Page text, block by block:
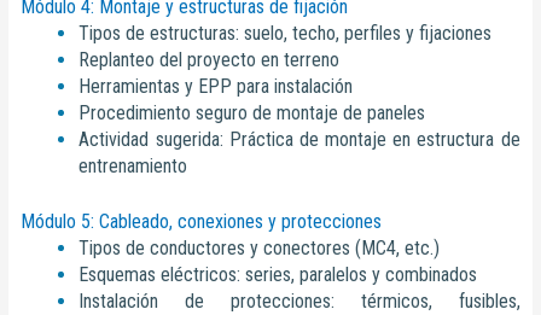
Módulo 4: Montaje y estructuras de fijación
Tipos de estructuras: suelo, techo, perfiles y fijaciones
Replanteo del proyecto en terreno
Herramientas y EPP para instalación
Procedimiento seguro de montaje de paneles
Actividad sugerida: Práctica de montaje en estructura de
entrenamiento
Módulo 5: Cableado, conexiones y protecciones
Tipos de conductores y conectores (MC4, etc.)
Esquemas eléctricos: series, paralelos y combinados
Instalación de protecciones: térmicos, fusibles,